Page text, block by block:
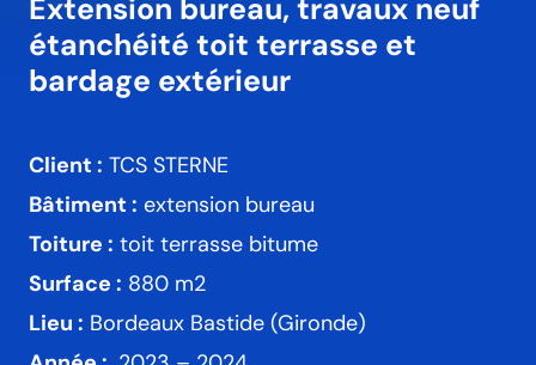
Extension bureau, travaux neuf
étanchéité toit terrasse et
bardage extérieur
Client : TCS STERNE
Bâtiment : extension bureau
Toiture : toit terrasse bitume
Surface : 880 m2
Lieu : Bordeaux Bastide (Gironde)